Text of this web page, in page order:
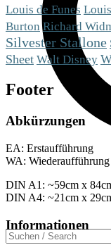
Louis de Funes
Burton Richard
Silvester Stallone
Sheet Walt Disney
Footer
Abkürzungen
EA: Erstaufführung
WA: Wiederaufführung
DIN A1: ~59cm x
DIN A4: ~21cm x
Informationen